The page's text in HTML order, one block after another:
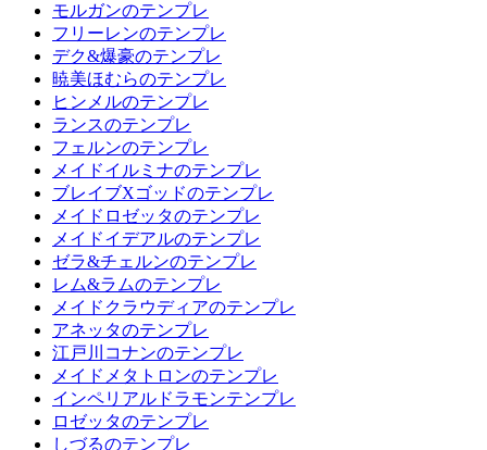
モルガンのテンプレ
フリーレンのテンプレ
デク&爆豪のテンプレ
暁美ほむらのテンプレ
ヒンメルのテンプレ
ランスのテンプレ
フェルンのテンプレ
メイドイルミナのテンプレ
ブレイブXゴッドのテンプレ
メイドロゼッタのテンプレ
メイドイデアルのテンプレ
ゼラ&チェルンのテンプレ
レム&ラムのテンプレ
メイドクラウディアのテンプレ
アネッタのテンプレ
江戸川コナンのテンプレ
メイドメタトロンのテンプレ
インペリアルドラモンテンプレ
ロゼッタのテンプレ
しづるのテンプレ